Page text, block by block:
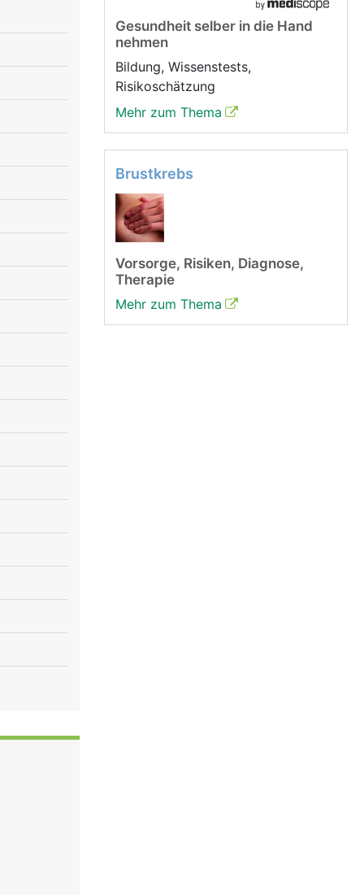
Gesundheit selber in die Hand
nehmen
Bildung, Wissenstests,
Risikoschätzung
Mehr zum Thema
Brustkrebs
Vorsorge, Risiken, Diagnose,
Therapie
Mehr zum Thema